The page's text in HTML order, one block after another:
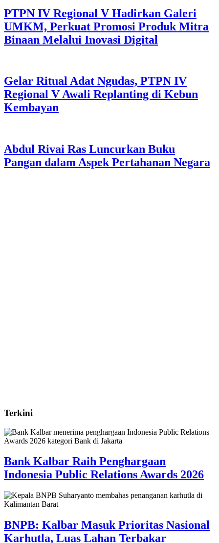
PTPN IV Regional V Hadirkan Galeri
UMKM, Perkuat Promosi Produk Mitra
Binaan Melalui Inovasi Digital
Gelar Ritual Adat Ngudas, PTPN IV
Regional V Awali Replanting di Kebun
Kembayan
Abdul Rivai Ras Luncurkan Buku
Pangan dalam Aspek Pertahanan Negara
Terkini
Bank Kalbar Raih Penghargaan
Indonesia Public Relations Awards 2026
BNPB: Kalbar Masuk Prioritas Nasional
Karhutla, Luas Lahan Terbakar